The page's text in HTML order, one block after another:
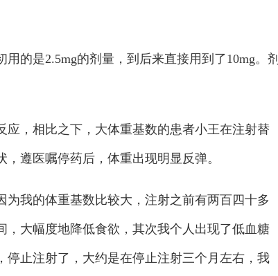
是2.5mg的剂量，到后来直接用到了10mg。剂
，相比之下，大体重基数的患者小王在注射替
遵医嘱停药后，体重出现明显反弹。
我的体重基数比较大，注射之前有两百四十多
大幅度地降低食欲，其次我个人出现了低血糖
止注射了，大约是在停止注射三个月左右，我